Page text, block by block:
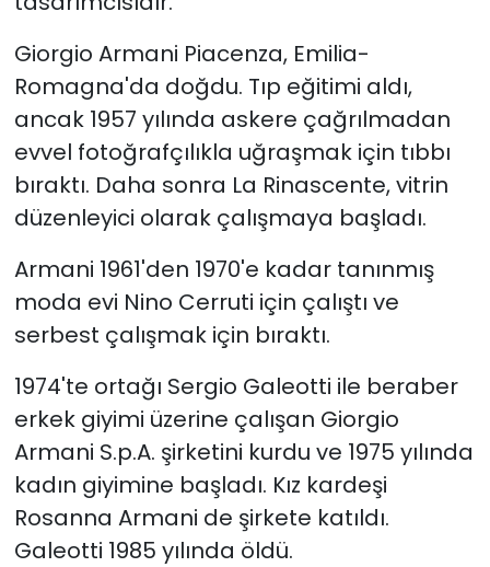
Giorgio Armani Piacenza, Emilia-
Romagna'da doğdu. Tıp eğitimi aldı,
ancak 1957 yılında askere çağrılmadan
evvel fotoğrafçılıkla uğraşmak için tıbbı
bıraktı. Daha sonra La Rinascente, vitrin
düzenleyici olarak çalışmaya başladı.
Armani 1961'den 1970'e kadar tanınmış
moda evi Nino Cerruti için çalıştı ve
serbest çalışmak için bıraktı.
1974'te ortağı Sergio Galeotti ile beraber
erkek giyimi üzerine çalışan Giorgio
Armani S.p.A. şirketini kurdu ve 1975 yılında
kadın giyimine başladı. Kız kardeşi
Rosanna Armani de şirkete katıldı.
Galeotti 1985 yılında öldü.